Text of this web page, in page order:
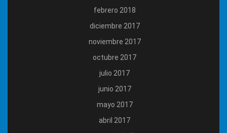
febrero 2018
diciembre 2017
noviembre 2017
octubre 2017
julio 2017
junio 2017
mayo 2017
abril 2017